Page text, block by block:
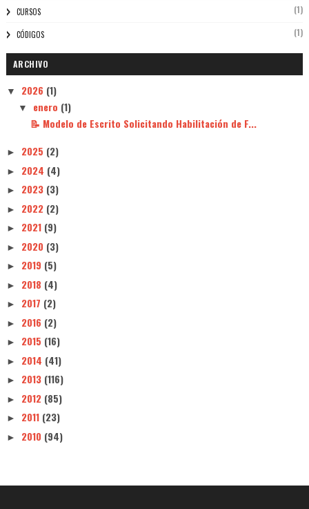
CURSOS (1)
CÓDIGOS (1)
ARCHIVO
▼ 2026 (1)
▼ enero (1)
📝 Modelo de Escrito Solicitando Habilitación de F...
► 2025 (2)
► 2024 (4)
► 2023 (3)
► 2022 (2)
► 2021 (9)
► 2020 (3)
► 2019 (5)
► 2018 (4)
► 2017 (2)
► 2016 (2)
► 2015 (16)
► 2014 (41)
► 2013 (116)
► 2012 (85)
► 2011 (23)
► 2010 (94)